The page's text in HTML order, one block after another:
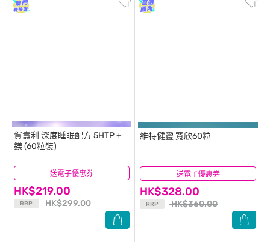
送電子優惠券
賀壽利 深度睡眠配方 5HTP +
鎂 (60粒裝)
HK$219.00
RRP HK$299.00
(7) 送電子優惠券
維特健靈 寬欣60粒
HK$328.00
RRP HK$360.00
(22)